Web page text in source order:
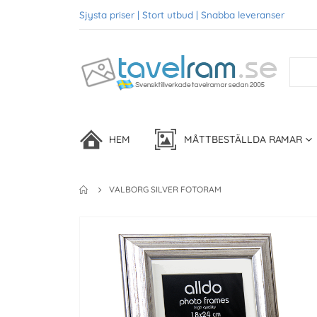
Sjysta priser | Stort utbud | Snabba leveranser
HEM MÅTTBESTÄLLDA RAMAR
VALBORG SILVER FOTORAM